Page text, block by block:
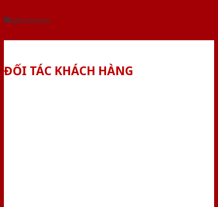
Dành cho đại lý
ĐỐI TÁC KHÁCH HÀNG